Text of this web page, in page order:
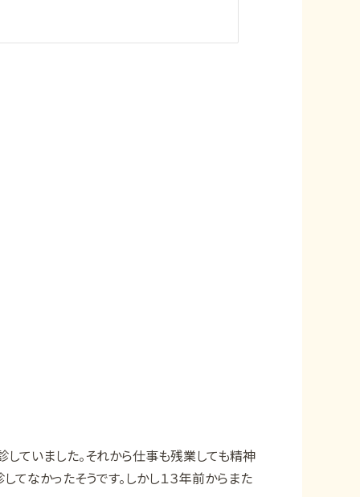
ていました。それから仕事も残業しても精神
てなかったそうです。しかし１３年前からまた